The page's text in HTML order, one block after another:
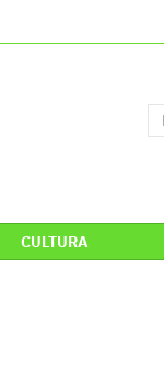
CULTURA